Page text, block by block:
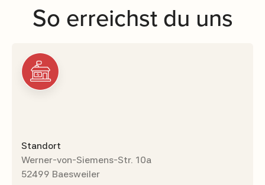
So erreichst du uns
Standort
Werner-von-Siemens-Str. 10a
52499 Baesweiler